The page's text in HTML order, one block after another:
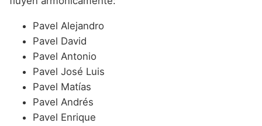
Pavel Alejandro
Pavel David
Pavel Antonio
Pavel José Luis
Pavel Matías
Pavel Andrés
Pavel Enrique